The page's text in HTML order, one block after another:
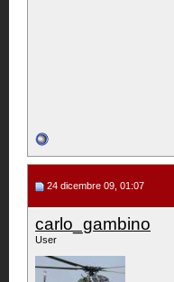
24 dicembre 09, 01:07
carlo_gambino
User